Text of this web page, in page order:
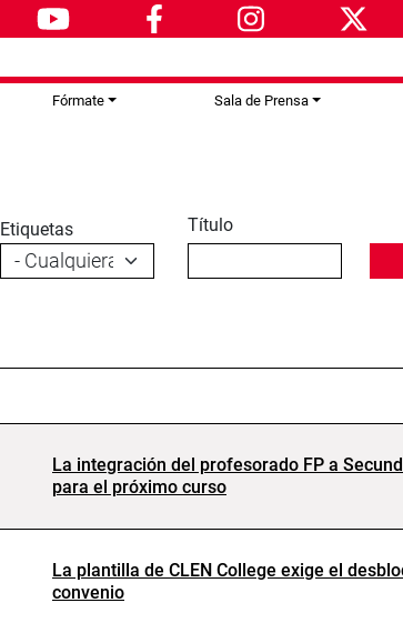
Fórmate Sala de Prensa
Etiquetas Título
La integración del profesorado FP a
para el próximo curso
La plantilla de CLEN College exige el
convenio